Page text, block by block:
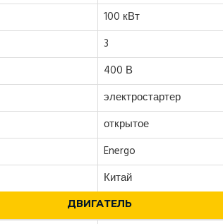
100 кВт
3
400 В
электростартер
открытое
Energo
Китай
ДВИГАТЕЛЬ